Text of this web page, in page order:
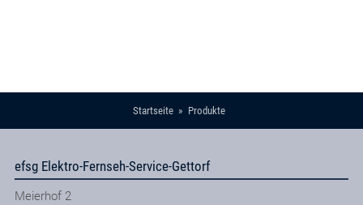
Startseite Produkte
efsg Elektro-Fernseh-Service-Gettorf
Meierhof 2